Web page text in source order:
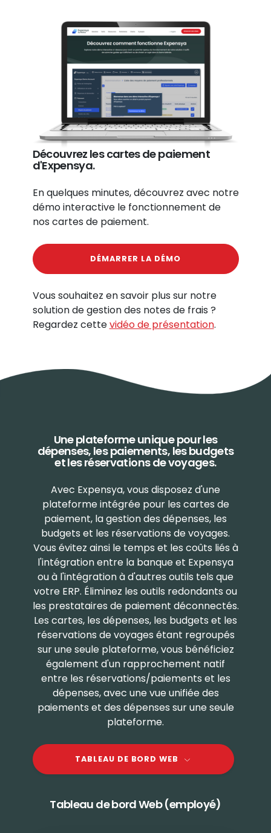
Découvrez les cartes de paiement
d'Expensya.
En quelques minutes, découvrez avec notre
démo interactive le fonctionnement de
nos cartes de paiement.
DÉMARRER LA DÉMO
Vous souhaitez en savoir plus sur notre
solution de gestion des notes de frais ?
Regardez cettevidéo de présentation.
Une plateforme unique pour les
dépenses, les paiements, les budgets
et les réservationsde voyages.
Avec Expensya, vous disposez d'une
plateforme intégrée pour les cartes de
paiement, la gestion des dépenses, les
budgets et les réservations de voyages.
Vous évitez ainsi le temps et les coûts liés à
l'intégration entre la banque et Expensya
ou à l'intégration à d'autres outils tels que
votre ERP. Éliminez les outils redondants ou
les prestataires de paiement déconnectés.
Les cartes, les dépenses, les budgets et les
réservations de voyages étant regroupés
sur une seule plateforme, vous bénéficiez
également d'un rapprochement natif
entre les réservations/paiements et les
dépenses, avec une vue unifiée des
paiements et des dépenses sur une seule
plateforme.
TABLEAU DE BORD WEB
Tableau de bord Web (employé)